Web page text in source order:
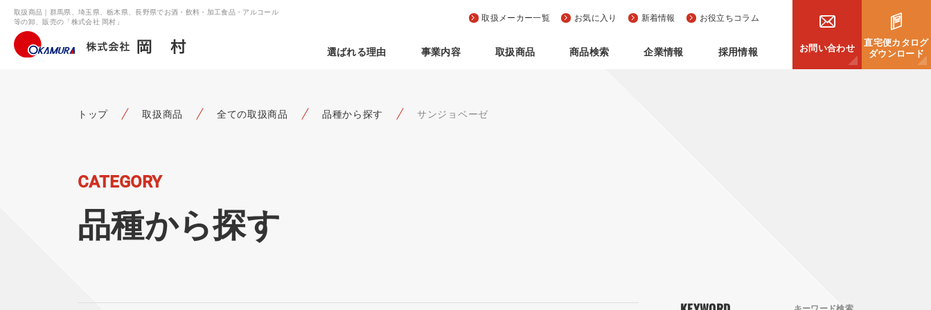
選ばれる理由 事業内容 取扱商品 商品検索 企業情報 採用情報
取扱メーカー一覧 お気に入り 新着情報 お役立ちコラム
お問い合わせ
直宅便カタログ
ダウンロード
取扱商品｜群馬県、埼玉県、栃木県、長野県でお酒・飲料・加工食品・アルコール
等の卸、販売の「株式会社 岡村」
トップ 取扱商品 全ての取扱商品 品種から探す サンジョベーゼ
CATEGORY
品種から探す